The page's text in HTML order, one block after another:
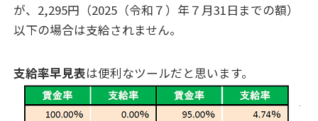
が、2,295円（2025（令和７）年７月31日までの額）
以下の場合は支給されません。
支給率早見表は便利なツールだと思います。